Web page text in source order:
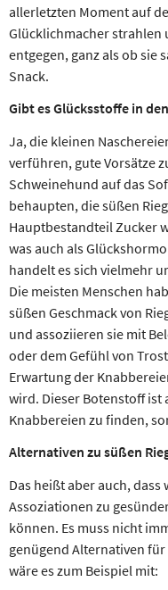
allerletzten Moment auf
Glücklichmacher strahlen
entgegen, ganz als ob sie
Snack.
Gibt es Glücksstoffe in
Ja, die kleinen
verführen, gute Vorsätze
Schweinehund auf das
behaupten, die süßen
Hauptbestandteil Zucker
was auch als
handelt es sich vielmehr
Die meisten Menschen
süßen Geschmack von
und assoziieren sie mit
oder dem Gefühl von
Erwartung der
wird. Dieser Botenstoff ist
Knabbereien zu finden,
Alternativen zu süßen
Das heißt aber auch,
Assoziationen zu
können. Es muss nicht
genügend Alternativen
wäre es zum Beispiel mit: